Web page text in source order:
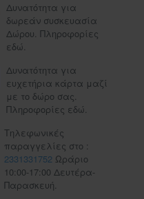
Δυνατότητα για
δωρεάν συσκευασία
Δώρου. Πληροφορίες
εδώ.
Δυνατότητα για
ευχετήρια κάρτα μαζί
με το δώρο σας.
Πληροφορίες εδώ.
Τηλεφωνικές
παραγγελίες στο :
2331331752 Ωράριο
10:00-17:00 Δευτέρα-
Παρασκευή.